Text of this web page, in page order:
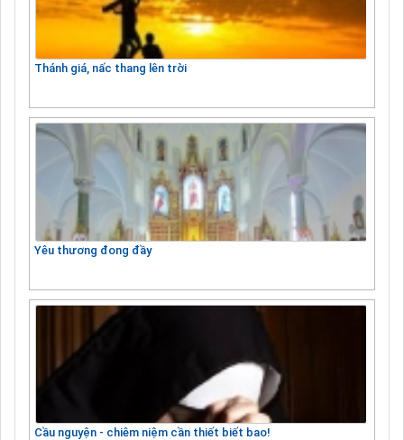
Thánh giá, nấc thang lên trời
Yêu thương đong đầy
Cầu nguyện - chiêm niệm cần thiết biết bao!